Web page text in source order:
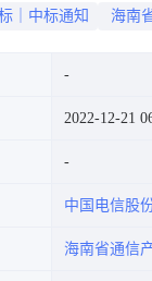
｜中标通知 海南
2022-12-21
中国电信股
海南省通信